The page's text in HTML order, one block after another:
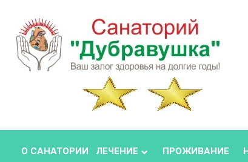
О САНАТОРИИ ЛЕЧЕНИЕ ПРОЖИВАНИЕ